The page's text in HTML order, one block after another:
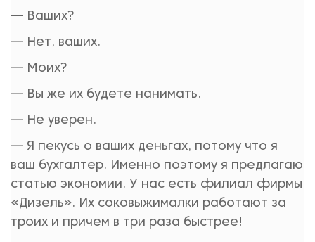
— Ваших?
— Нет, ваших.
— Моих?
— Вы же их будете нанимать.
— Не уверен.
— Я пекусь о ваших деньгах, потому что я
ваш бухгалтер. Именно поэтому я предлагаю
статью экономии. У нас есть филиал фирмы
«Дизель». Их соковыжималки работают за
троих и причем в три раза быстрее!